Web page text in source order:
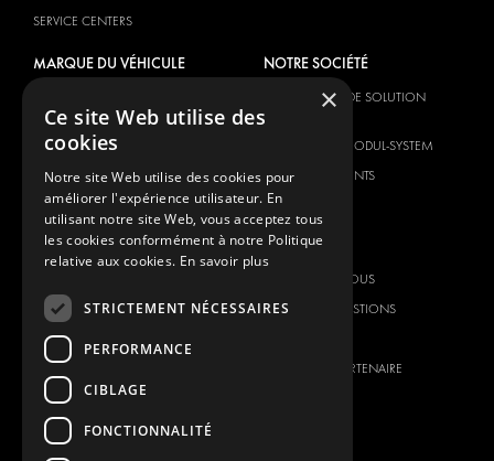
SERVICE CENTERS
MARQUE DU VÉHICULE
DACIA
FORD
HYUNDAI
IVECO
MAXUS
MERCEDES
NISSAN
OPEL
PEUGEOT
NOTRE SOCIÉTÉ
FOURNISSEUR DE SOLUTION
GLOBALE
À PROPOS DE MODUL-SYSTEM
TÉLÉCHARGEMENTS
NOUVELLES
CONTACT
CONTACTEZ-NOUS
FOIRE AUX QUESTIONS
DEVENIR UN PARTENAIRE
×
Ce site Web utilise des
cookies
Notre site Web utilise des cookies pour
améliorer l'expérience utilisateur. En
utilisant notre site Web, vous acceptez tous
les cookies conformément à notre Politique
relative aux cookies. En savoir plus
STRICTEMENT NÉCESSAIRES
PERFORMANCE
CIBLAGE
FONCTIONNALITÉ